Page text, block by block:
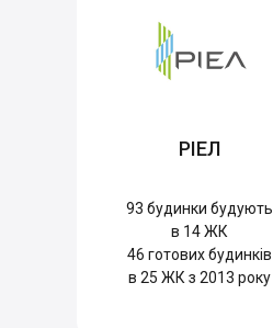
РІЕЛ
93 будинки будують
в 14 ЖК
46 готових будинків
в 25 ЖК з 2013 року